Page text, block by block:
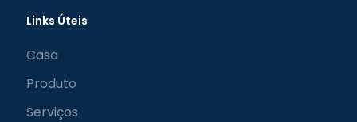
Links Úteis
Casa
Produto
Serviços